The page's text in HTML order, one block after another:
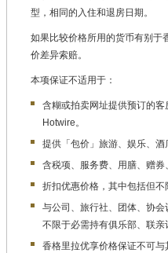
型，相同的入住和退房日期。
如果比较价格所用的货币有别于
价差异索赔。
本项保证不适用于：
含糊或拍卖网址提供预订的
Hotwire。
提供「包价」旅游、娱乐、
含税项、服务费、用膳、赠
折扣优惠价格，其中包括但
与公司、旅行社、团体、协
不限于必需持有俱乐部、联
香格里拉优享价格保证不可